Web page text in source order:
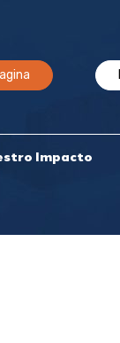
Impacto